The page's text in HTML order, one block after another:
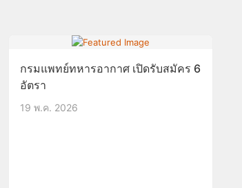
กรมแพทย์ทหารอากาศ เปิดรับสมัคร 6
อัตรา
19 พ.ค. 2026